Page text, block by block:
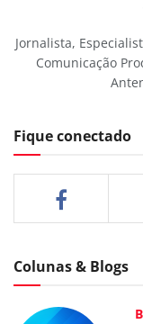
Jornalista,
Comunicação
Fique conectado
Colunas & Blogs